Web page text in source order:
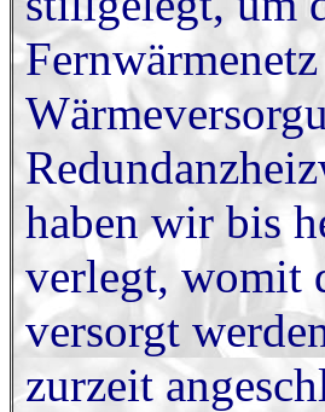
haben wir bis
verlegt, womit
versorgt
zurzeit